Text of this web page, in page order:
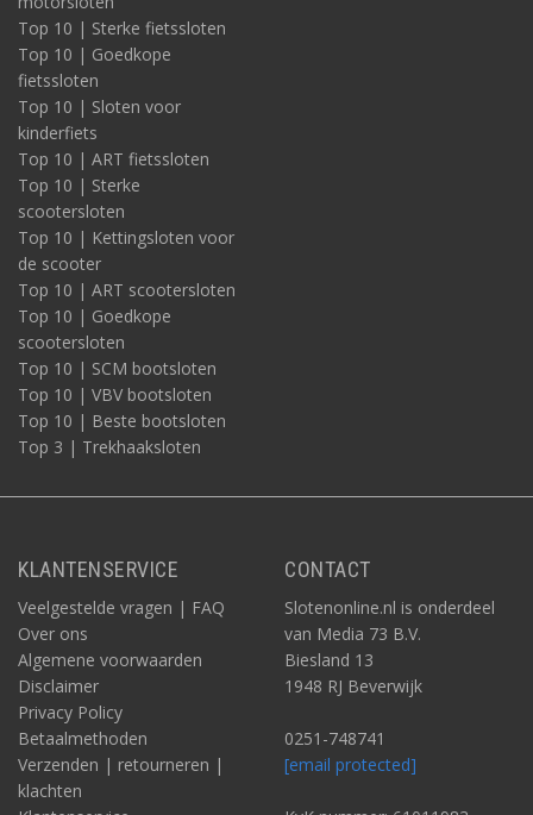
Top 10 | Sterke fietssloten
Top 10 | Goedkope
fietssloten
Top 10 | Sloten voor
kinderfiets
Top 10 | ART fietssloten
Top 10 | Sterke
scootersloten
Top 10 | Kettingsloten voor
de scooter
Top 10 | ART scootersloten
Top 10 | Goedkope
scootersloten
Top 10 | SCM bootsloten
Top 10 | VBV bootsloten
Top 10 | Beste bootsloten
Top 3 | Trekhaaksloten
KLANTENSERVICE
Veelgestelde vragen | FAQ
Over ons
Algemene voorwaarden
Disclaimer
Privacy Policy
Betaalmethoden
Verzenden | retourneren |
klachten
CONTACT
Slotenonline.nl is onderdeel
van Media 73 B.V.
Biesland 13
1948 RJ Beverwijk
0251-748741
[email protected]